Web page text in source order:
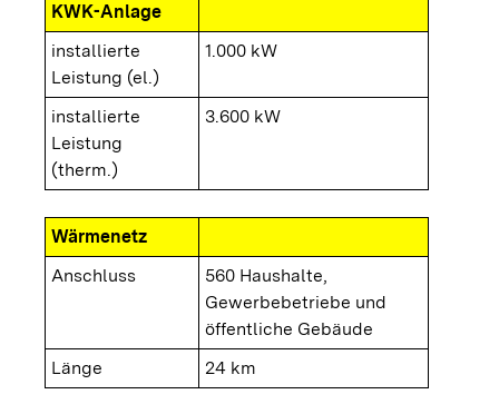
KWK-Anlage
installierte
Leistung (el.)
1.000 kW
installierte
Leistung
(therm.)
3.600 kW
Wärmenetz
Anschluss
560 Haushalte,
Gewerbebetriebe und
öffentliche Gebäude
Länge
24 km